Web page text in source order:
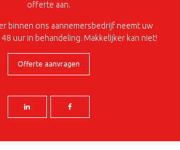
offerte aan.
binnen ons aannemersbedrijf neemt uw
uur in behandeling. Makkelijker kan niet!
Offerte aanvragen